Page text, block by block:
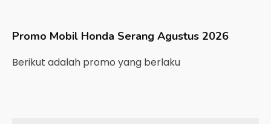
Promo Mobil Honda Serang Agustus 2026
Berikut adalah promo yang berlaku